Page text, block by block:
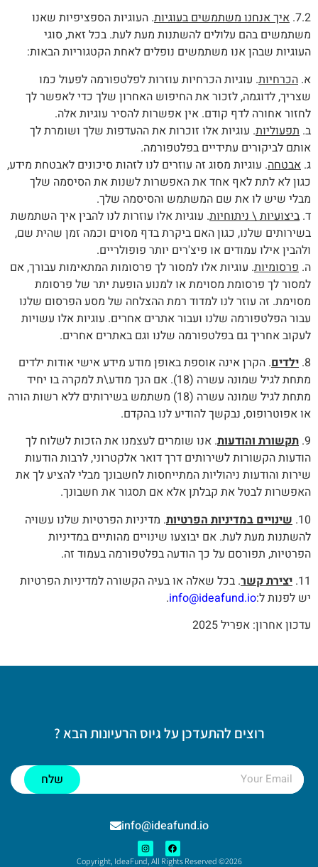
7.2. איך אנחנו משתמשים בעוגיות. העוגיות הספציפיות שאנו
משתמשים בהם עלולים להשתנות מעת לעת. בכל זאת, סוגי
העוגיות שבהן אנו משתמשים נופלים לאחת הקטגוריות הבאות:
א. הכרחיות. עוגיות הכרחיות עוזרות לפלטפורמה לפעול כמו
שצריך, לדוגמה, לזכור את החיפוש האחרון שלך כדי לאפשר לך
לחזור אחורה לדף קודם. אין אפשרות להסיר עוגיות אלה.
ב. תפעוליות. עוגיות אלו זוכרות את ההעדפות שלך ושומרת לך
אותם לביקורים עתידיים בפלטפורמה.
ג. אבטחה. עוגיות מסוג זה עוזרים לנו לזהות סיכונים לאבטחת מידע,
כגון לא לתת לאף אחד את האפשרות לשנות את הסיסמה שלך
מבלי שיש לו את שם המשתמש והסיסמה שלך.
ד. ביצועיות \ ניתוחיות. עוגיות אלו עוזרות לנו להבין איך השתמשת
בשירותים שלנו, כגון האם ביקרת בדף מסוים וכמה זמן שהית שם,
ולהבין אילו עמודים או פיצ'רים יותר פופולריים.
ה. פרסומיות. עוגיות אלו למסור לך פרסומות המתאימות עבורך, אם
למסור לך פרסומת מסוימת או למנוע הופעת יתר של פרסומת
מסוימת. זה עוזר לנו למדוד רמת ההצלחה של מסע הפרסום שלנו
עבור הפלטפורמה שלנו ועבור אתרים אחרים. עוגיות אלו עשויות
לעקוב אחריך גם בפלטפורמה שלנו וגם באתרים אחרים.
8. ילדים. הקרן אינה אוספת באופן מודע מידע אישי אודות ילדים
מתחת לגיל שמונה עשרה (18). אם הנך מודע\ת למקרה בו יחיד
מתחת לגיל שמונה עשרה (18) משתמש בשירותים ללא רשות הורה
או אפוטרופוס, נבקשך להודיע לנו בהקדם.
9. תקשורת והודעות. אנו שומרים לעצמנו את הזכות לשלוח לך
הודעות הקשורות לשירותים דרך דואר אלקטרוני, לרבות הודעות
שירות והודעות ניהוליות המתייחסות לחשבונך מבלי להציע לך את
האפשרות לבטל את קבלתן אלא אם תסגור את חשבונך.
10. שינויים במדיניות הפרטיות. מדיניות הפרטיות שלנו עשויה
להשתנות מעת לעת. אם יבוצעו שינויים מהותיים במדיניות
הפרטיות, תפורסם על כך הודעה בפלטפורמה בעמוד זה.
11. יצירת קשר. בכל שאלה או בעיה הקשורה למדיניות הפרטיות
יש לפנות ל:info@ideafund.io
.
עדכון אחרון: אפריל 2025
רוצים להתעדכן על גיוס הרעיונות הבא ?
שלח
info@ideafund.io
Copyright, IdeaFund, All Rights Reserved ©2026